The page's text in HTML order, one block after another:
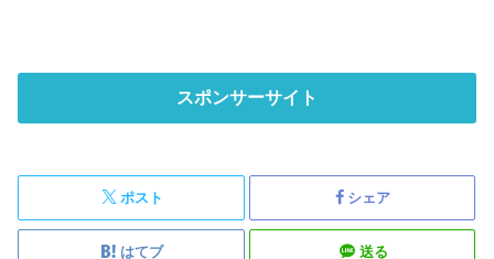
スポンサーサイト
ポスト シェア
はてブ 送る